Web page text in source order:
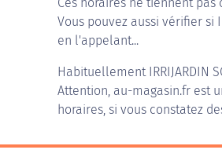
Vous pouvez aussi vérifier
en l'appelant...
Habituellement IRRIJARDIN
Attention, au-magasin.fr est
horaires, si vous constatez